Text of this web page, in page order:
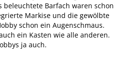
beleuchtete Barfach waren schon
Markise und die gewölbte
schon ein Augenschmaus.
ein Kasten wie alle anderen.
ja auch.